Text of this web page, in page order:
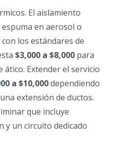
El aislamiento
en aerosol o
los estándares de
$3,000 a $8,000 para
Extender el servicio
a $10,000dependiendo
extensión de ductos.
que incluye
y un circuito dedicado